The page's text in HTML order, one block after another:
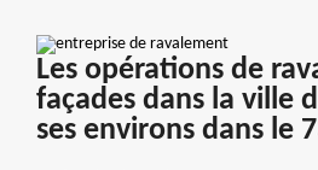
Les opérations de
façades dans la ville
ses environs dans le